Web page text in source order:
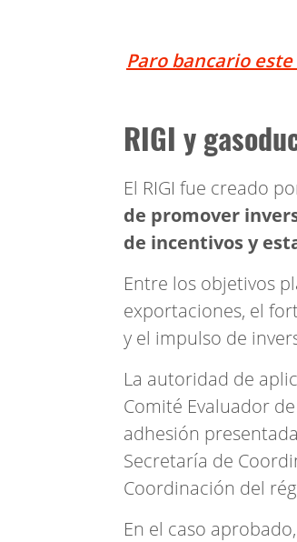
Paro bancario
RIGI y
El RIGI fue creado
de promover
de incentivos y
Entre los objetivos
exportaciones, el
y el impulso de
La autoridad de
Comité Evaluador
adhesión
Secretaría de
Coordinación del
En el caso